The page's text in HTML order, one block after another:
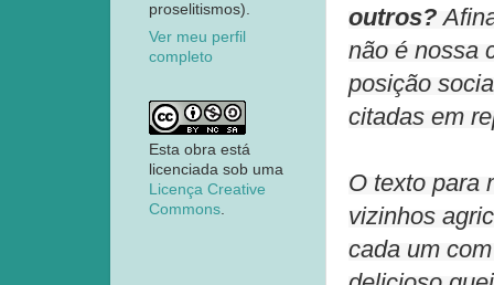
outros?
não é nossa
posição
citadas em
O texto para
vizinhos
cada um
proselitismos).
Ver meu perfil
completo
Esta obra está
licenciada sob uma
Licença Creative
Commons.